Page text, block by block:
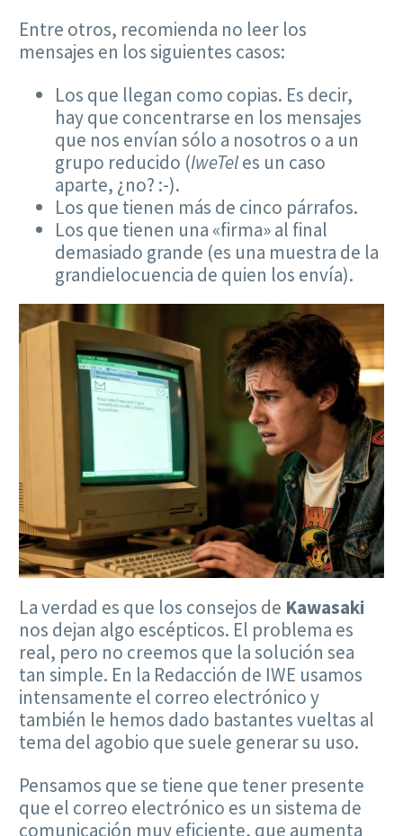
Entre otros, recomienda no leer los
mensajes en los siguientes casos:
Los que llegan como copias. Es decir,
hay que concentrarse en los mensajes
que nos envían sólo a nosotros o a un
grupo reducido (IweTeles un caso
aparte, ¿no? :-).
Los que tienen más de cinco párrafos.
Los que tienen una «firma» al final
demasiado grande (es una muestra de la
grandielocuencia de quien los envía).
La verdad es que los consejos de Kawasaki
nos dejan algo escépticos. El problema es
real, pero no creemos que la solución sea
tan simple. En la Redacción de IWE usamos
intensamente el correo electrónico y
también le hemos dado bastantes vueltas al
tema del agobio que suele generar su uso.
Pensamos que se tiene que tener presente
que el correo electrónico es un sistema de
comunicación muy eficiente, que aumenta